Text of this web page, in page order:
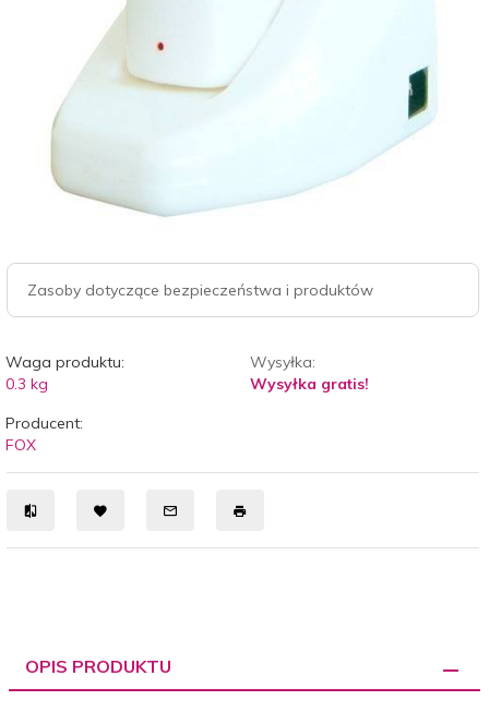
Zasoby dotyczące bezpieczeństwa i produktów
Waga produktu:
0.3 kg
Wysyłka:
Wysyłka gratis!
Producent:
FOX
OPIS PRODUKTU